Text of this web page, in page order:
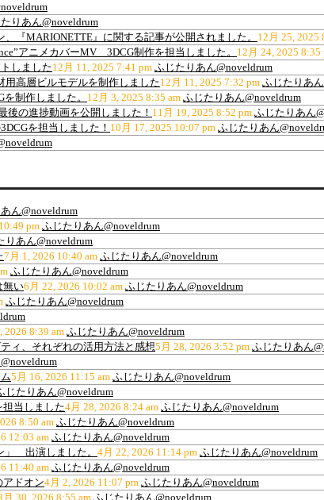
りあん@noveldrum
『MARIONETTE』に関する記事が公開されました。 12月 25, 2025
アニメカバーMV 3DCG制作を担当しました。 12月 24, 2025 8:35
しました12月 11, 2025 7:41 pm ふじたりあん@noveldrum
用高層ビルモデルを制作しました12月 11, 2025 7:32 pm ふじたりあ
制作しました。 12月 3, 2025 8:35 am ふじたりあん@noveldrum
後の進捗動画を公開しました！ 11月 19, 2025 8:52 pm ふじたりあん
を担当しました！ 10月 17, 2025 10:07 pm ふじたりあん
ん@noveldrum
pmふじたりあん@noveldrum
りあん@noveldrum
7月 1, 2026 10:40 am ふじたりあん@noveldrum
ふじたりあん@noveldrum
無い6月 22, 2026 10:02 am ふじたりあん@noveldrum
ふじたりあん@noveldrum
2026 8:39 amふじたりあん@noveldrum
ィ、それぞれの活用方法と感想5月 28, 2026 3:52 pm ふじたりあん
5月 16, 2026 11:15 am ふじたりあん@noveldrum
じたりあん@noveldrum
当しました4月 28, 2026 8:24 am ふじたりあん@noveldrum
8:50 am ふじたりあん@noveldrum
12:03 am ふじたりあん@noveldrum
」 出演しました。 4月 22, 2026 11:14 pm ふじたりあん@noveldrum
11:40 am ふじたりあん@noveldrum
アドオン4月 2, 2026 11:07 pm ふじたりあん@noveldrum
月 30, 2026 8:55 am ふじたりあん@noveldrum